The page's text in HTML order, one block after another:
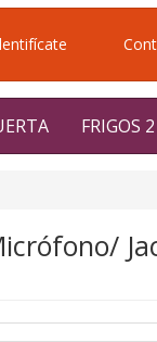
FRIGOS